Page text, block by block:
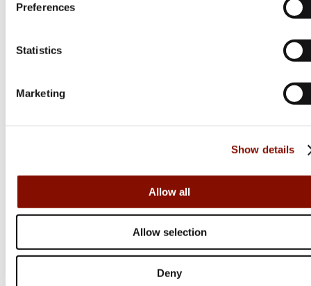
Preferences
Statistics
Marketing
Show details
Allow all
Allow selection
Deny
Pinewood
Tiveden Vest | Herr | L.Khaki